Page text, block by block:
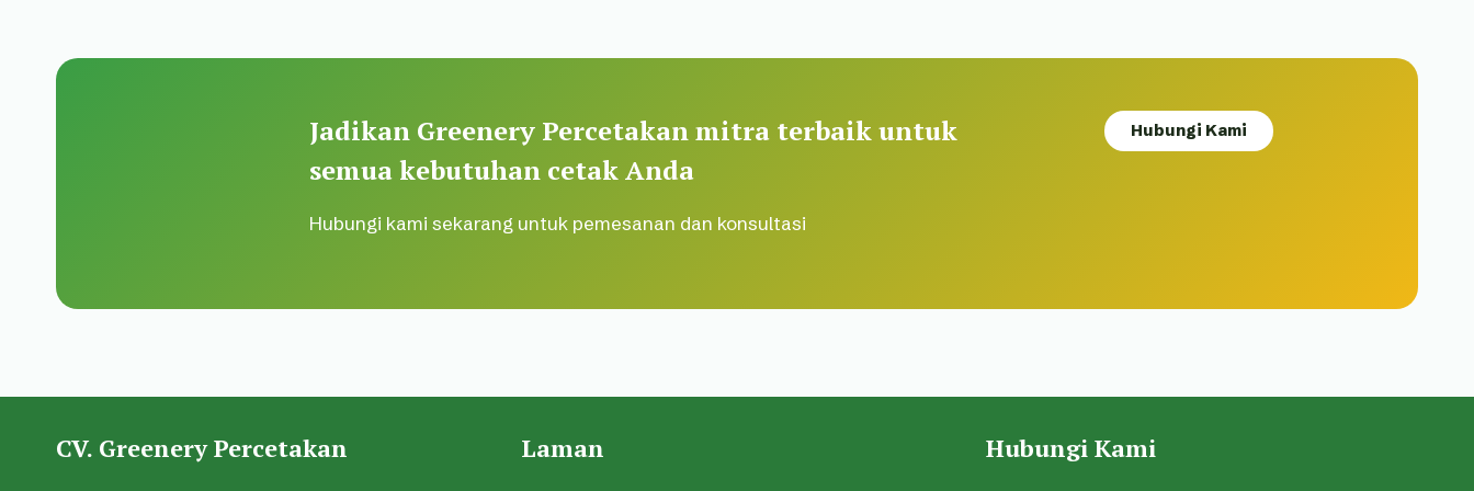
Jadikan Greenery Percetakan mitra terbaik untuk
semua kebutuhan cetak Anda
Hubungi kami sekarang untuk pemesanan dan konsultasi
Hubungi Kami
CV. Greenery Percetakan Laman Hubungi Kami